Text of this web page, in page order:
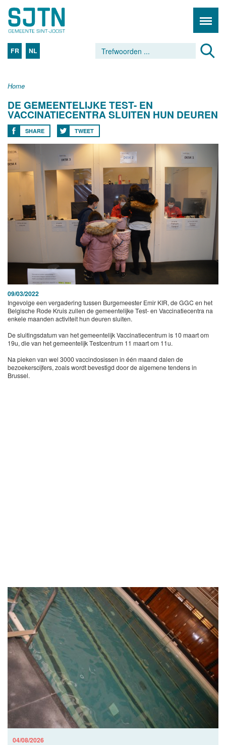
FR NL
Home
DE GEMEENTELIJKE TEST- EN
VACCINATIECENTRA SLUITEN HUN DEUREN
SHARE TWEET
09/03/2022
Ingevolge een vergadering tussen Burgemeester Emir KIR, de GGC en het
Belgische Rode Kruis zullen de gemeentelijke Test- en Vaccinatiecentra na
enkele maanden activiteit hun deuren sluiten.
De sluitingsdatum van het gemeentelijk Vaccinatiecentrum is 10 maart om
19u, die van het gemeentelijk Testcentrum 11 maart om 11u.
Na pieken van wel 3000 vaccindosissen in één maand dalen de
bezoekerscijfers, zoals wordt bevestigd door de algemene tendens in
Brussel.
04/08/2026